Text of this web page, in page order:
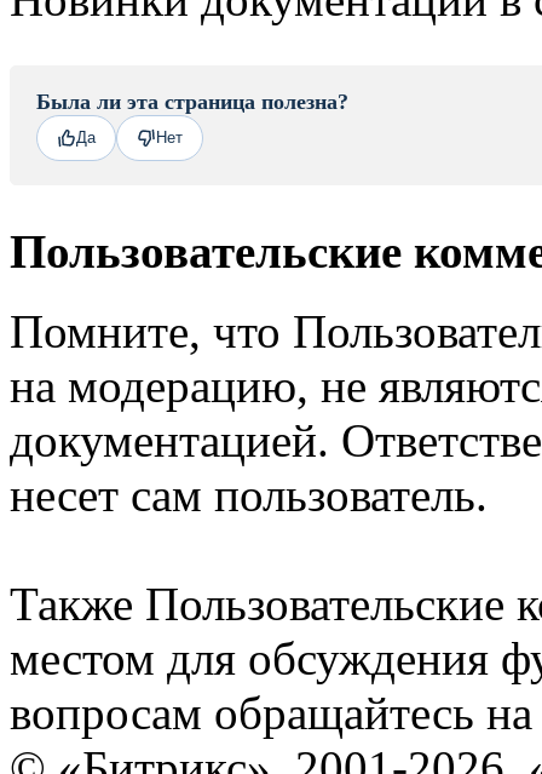
Была ли эта страница полезна?
Да Нет
Пользовательские
Помните, что
на модерацию, не
документацией.
несет сам пользователь.
Также Пользовательские
местом для обсуждения
вопросам обращайтесь